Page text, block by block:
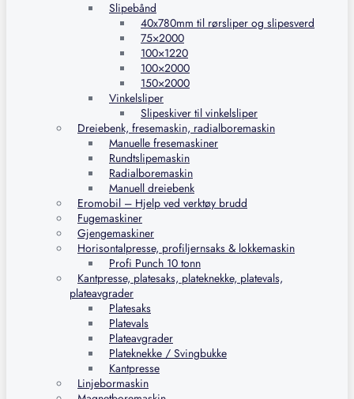
Slipebånd
40x780mm til rørsliper og slipesverd
75×2000
100×1220
100×2000
150×2000
Vinkelsliper
Slipeskiver til vinkelsliper
Dreiebenk, fresemaskin, radialboremaskin
Manuelle fresemaskiner
Rundtslipemaskin
Radialboremaskin
Manuell dreiebenk
Eromobil – Hjelp ved verktøy brudd
Fugemaskiner
Gjengemaskiner
Horisontalpresse, profiljernsaks & lokkemaskin
Profi Punch 10 tonn
Kantpresse, platesaks, plateknekke, platevals,
plateavgrader
Platesaks
Platevals
Plateavgrader
Plateknekke / Svingbukke
Kantpresse
Linjebormaskin